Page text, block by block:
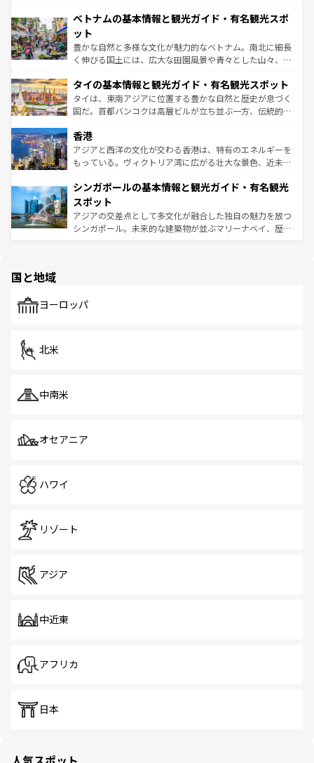
参照してほしい。
容にもいいと評判のスイーツなど、バラエティ豊かな料理
照してほしい。
き、地方に足を延ばせば四季折々の自然美を楽しむことが
できる。そして、キムチや焼肉、絶品のストリートフード
まで、さまざまな韓国料理が待っている。夜には、韓国な
らではのナイトライフも堪能できる。あたたかいホスピタ
わってみてほしい。 なお、新着の韓国情報はコンテンツ一
覧 を参照してほしい。
ベトナムの基本情報と観光ガイド・有名観光スポ
ット
豊かな自然と多様な文化が魅力的なベトナム。南北に細長
く伸びる国土には、広大な田園風景や青々とした山々、世
急速な発展と共に伝統が息づく。ハノイの古い町並みやホ
ーチミン市のフランス統治時代の建物も、独特の雰囲気を
醸し出している。また、バラエティの豊かさとおいしさで
とつ。フォーやバインミー、ベトナムコーヒーなどは、ぜ
ひ現地で味わいたい。どの地域を訪れてもあたたかい人々
が旅行者を迎えてくれるので、きっと忘れられない旅にな
参照してほしい。
タイの基本情報と観光ガイド・有名観光スポット
タイは、東南アジアに位置する豊かな自然と歴史が息づく
国だ。首都バンコクは高層ビルが立ち並ぶ一方、伝統的な
の活気が交差している。北部ではチェンマイなどの山岳地
帯で自然と触れ合い、南部ではプーケットやクラビの美し
いビーチでリゾート気分を楽しむことができる。タイ料理
激する。気候は一年中温暖で、どの季節にも異なる楽しみ
が待っている。親しみやすいタイの人々、仏教を中心とし
た文化、そして多様な観光資源が、訪れる旅人を魅了し続
ける。 なお、新着のタイ情報はコンテンツ一覧を参照して
香港
アジアと西洋の文化が交わる香港は、特有のエネルギーを
もっている。ヴィクトリア湾に広がる壮大な景色、近未来
み、どこを訪れても感動するはず。観光スポットが密集し
ており、効率よく見どころを回れるのも魅力。息をのむよ
うな絶景から文化的な体験まで、香港を存分に楽しみ尽く
そう。 なお、新着の香港情報はコンテンツ一覧を参照して
シンガポールの基本情報と観光ガイド・有名観光
スポット
アジアの交差点として多文化が融合した独自の魅力を放つ
シンガポール。未来的な建築物が並ぶマリーナベイ、歴史
で、ホーカーズは地元の風情を楽しめる外せないスポット
国と地域
ヨーロッパ
北米
中南米
オセアニア
ハワイ
リゾート
アジア
中近東
アフリカ
日本